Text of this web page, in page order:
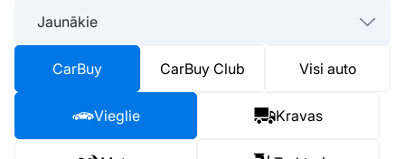
Jaunākie
CarBuy CarBuy Club Visi auto
Vieglie Kravas